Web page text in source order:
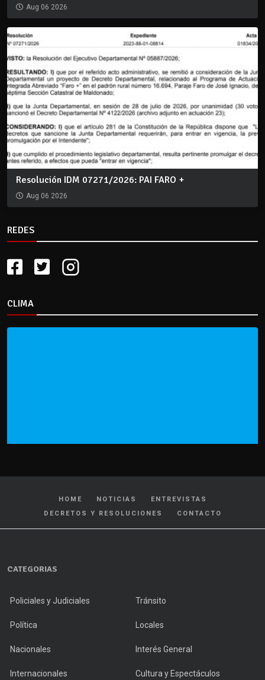
Aug 06 2026
Resolución IDM 07271/2026: PAI FARO +
Aug 06 2026
REDES
CLIMA
HOME NOTICIAS
ENTREVISTAS
DECRETOS Y RESOLUCIONES
CONTACTO
CATEGORIAS
Policiales y Judiciales Tránsito
Política Locales
Nacionales Interés General
Internacionales Cultura y Espectáculos